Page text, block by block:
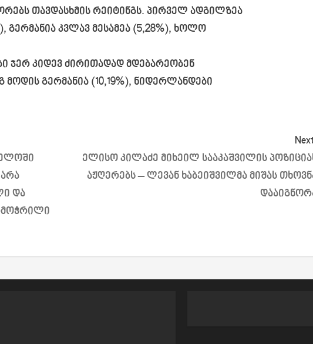
თავდასხმის რეიტინგს. პირველ ადგილზეა
გერმანია კვლავ მესამეა (5,28%), ხოლო
ჯერ კიდევ ძირითადად მდებარეობენ
მოდის გერმანია (10,19%), ნიდერლანდები
და
ელისო კილაძე მიხეილ სააკაშვილის
აჟღერებს – ლევან ხაბეიშვილმა მიშას